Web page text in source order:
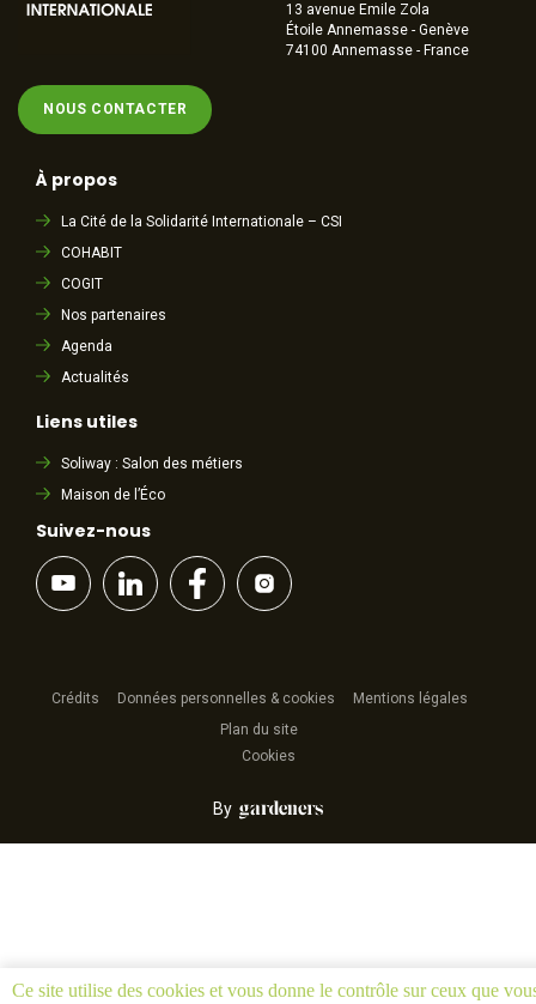
NOUS CONTACTER
13 avenue Emile Zola
Étoile Annemasse - Genève
74100 Annemasse - France
À propos
La Cité de la Solidarité Internationale – CSI
COHABIT
COGIT
Nos partenaires
Agenda
Actualités
Liens utiles
Soliway : Salon des métiers
Maison de l’Éco
Suivez-nous
Crédits Données personnelles & cookies
Mentions légales
Plan du site
Cookies
By
Ce site utilise des cookies et vous donne le contrôle sur ceux que